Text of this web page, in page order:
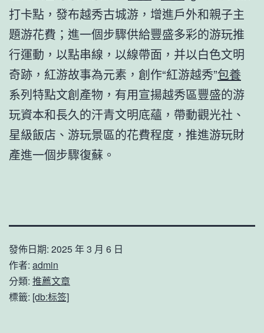
打卡點，發布越秀古城游，增進戶外和親子主
題游花費；進一個步驟供給豐盛多彩的游玩推
行運動，以點串線，以線帶面，并以白色文明
奇跡，紅游故事為元素，創作“紅游越秀”包養
系列特點文創產物，有用宣揚越秀區豐盛的游
玩資本和長久的汗青文明底蘊，帶動觀光社、
星級飯店、游玩景區的花費程度，推進游玩財
產進一個步驟復蘇。
發佈日期: 2025 年 3 月 6 日
作者: admin
分類: 推薦文章
標籤: [db:标签]